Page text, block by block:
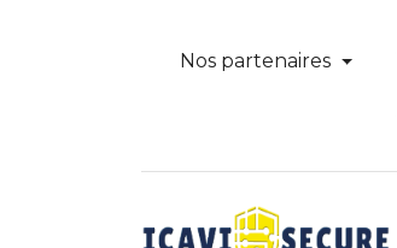
Nos partenaires